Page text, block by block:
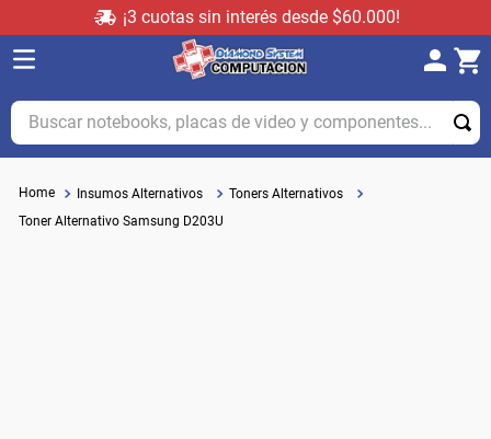
¡3 cuotas sin interés desde $60.000!
Buscar notebooks, placas de video y componentes...
Insumos Alternativos
Toners Alternativos
Toner Alternativo Samsung D203U